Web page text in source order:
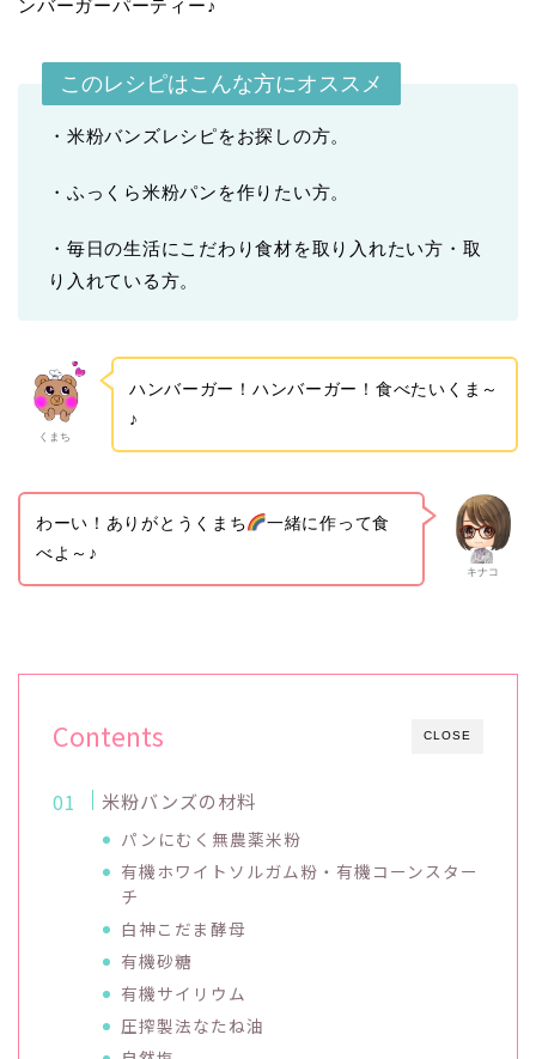
ンバーガーパーティー♪
このレシピはこんな方にオススメ
・米粉バンズレシピをお探しの方。
・ふっくら米粉パンを作りたい方。
・毎日の生活にこだわり食材を取り入れたい方・取
り入れている方。
くまち
ハンバーガー！ハンバーガー！食べたいくま～
♪
キナコ
わーい！ありがとうくまち
一緒に作って食
べよ～♪
CLOSE
Contents
米粉バンズの材料
パンにむく無農薬米粉
有機ホワイトソルガム粉・有機コーンスター
チ
白神こだま酵母
有機砂糖
有機サイリウム
圧搾製法なたね油